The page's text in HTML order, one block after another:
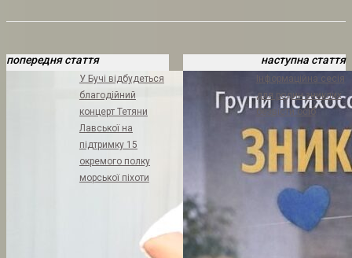
попередня стаття
У Бучі відбудеться
благодійний
концерт Тетяни
Лавської на
підтримку 15
окремого полку
морської піхоти
наступна стаття
Інформаційна сесія
для родин зниклих
безвісти осіб